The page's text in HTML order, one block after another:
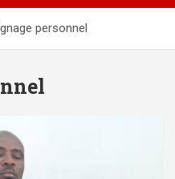
personnel